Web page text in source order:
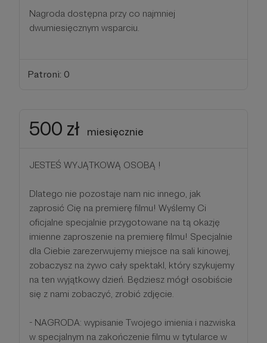
Nagroda dostępna przy co najmniej
dwumiesięcznym wsparciu.
Patroni: 0
500 zł miesięcznie
JESTEŚ WYJĄTKOWĄ OSOBĄ !
Dlatego nie pozostaje nam nic innego, jak
zaprosić Cię na premierę filmu! Wyślemy Ci
oficjalne specjalnie przygotowane na tą okazję
imienne zaproszenie na premierę filmu! Specjalnie
dla Ciebie zarezerwujemy miejsce na sali kinowej,
zobaczysz na żywo cały spektakl, który szykujemy
na ten wyjątkowy dzień. Będziesz mógł osobiście
się z nami zobaczyć, zrobić zdjęcie.
- NAGRODA: wypisanie Twojego imienia i nazwiska
w specjalnym na zakończenie filmu w tytularce w